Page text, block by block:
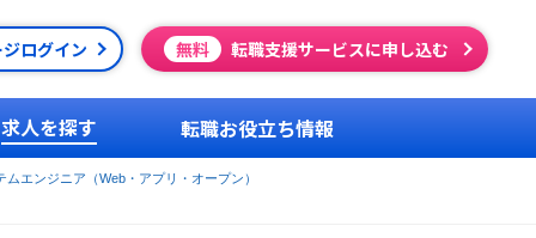
ログイン 無料 転職支援サービスに申し込む
求人を探す 転職お役立ち情報
ムエンジニア（Web・アプリ・オープン）